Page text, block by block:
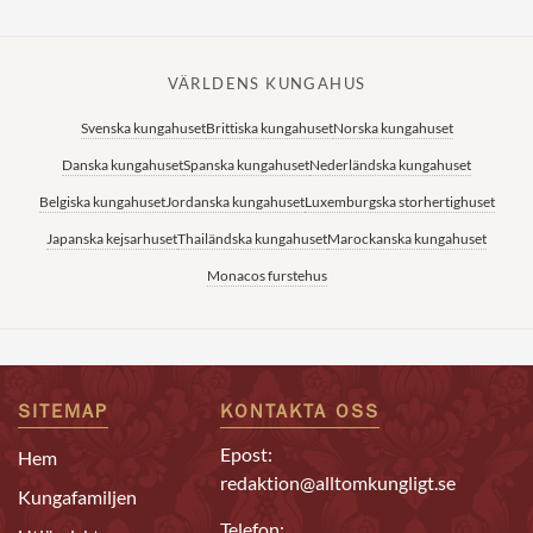
VÄRLDENS KUNGAHUS
Svenska kungahusetBrittiska kungahusetNorska kungahuset
Danska kungahusetSpanska kungahusetNederländska kungahuset
Belgiska kungahusetJordanska kungahusetLuxemburgska storhertighuset
Japanska kejsarhusetThailändska kungahusetMarockanska kungahuset
Monacos furstehus
SITEMAP
Hem
Kungafamiljen
KONTAKTA OSS
Epost:
redaktion@alltomkungligt.se